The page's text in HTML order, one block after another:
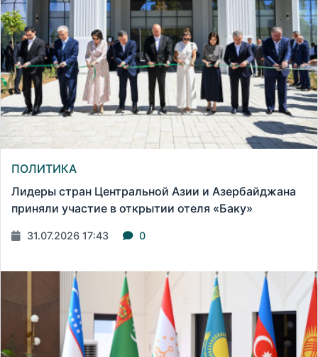
ПОЛИТИКА
Лидеры стран Центральной Азии и Азербайджана
приняли участие в открытии отеля «Баку»
31.07.2026 17:43 0